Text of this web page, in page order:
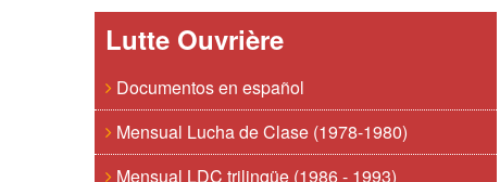
Lutte Ouvrière
Documentos en español
Mensual Lucha de Clase (1978-1980)
Mensual LDC trilingüe (1986 - 1993)